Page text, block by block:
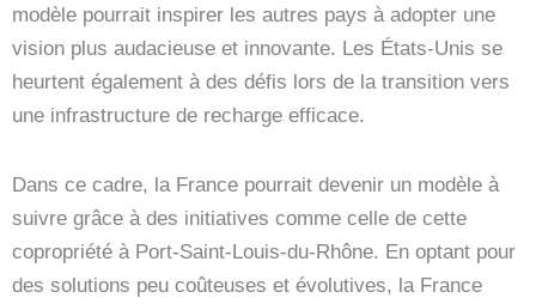
modèle pourrait inspirer les autres pays à adopter une
vision plus audacieuse et innovante. Les États-Unis se
heurtent également à des défis lors de la transition vers
une infrastructure de recharge efficace.
Dans ce cadre, la France pourrait devenir un modèle à
suivre grâce à des initiatives comme celle de cette
copropriété à Port-Saint-Louis-du-Rhône. En optant pour
des solutions peu coûteuses et évolutives, la France